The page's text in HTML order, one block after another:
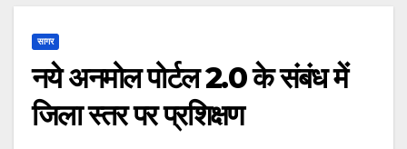
सागर
नये अनमोल पोर्टल 2.0 के संबंध में
जिला स्तर पर प्रशिक्षण